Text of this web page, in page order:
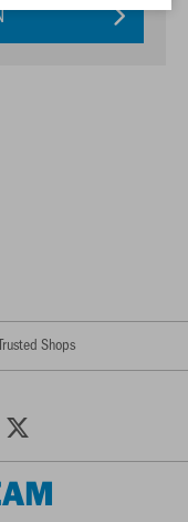
Shops